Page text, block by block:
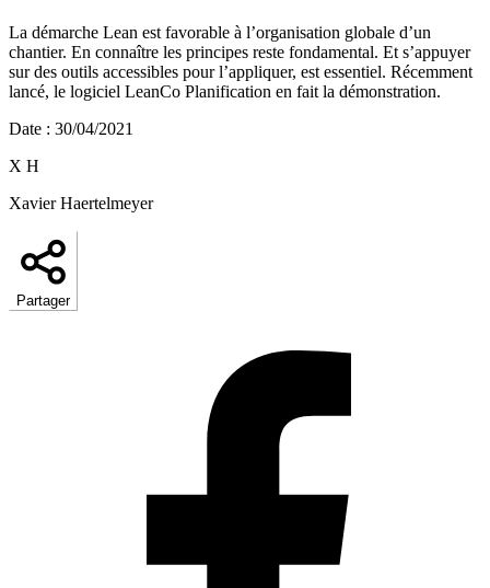
La démarche Lean est favorable à l’organisation globale d’un
chantier. En connaître les principes reste fondamental. Et s’appuyer
sur des outils accessibles pour l’appliquer, est essentiel. Récemment
lancé, le logiciel LeanCo Planification en fait la démonstration.
Date : 30/04/2021
X H
Xavier Haertelmeyer
Partager